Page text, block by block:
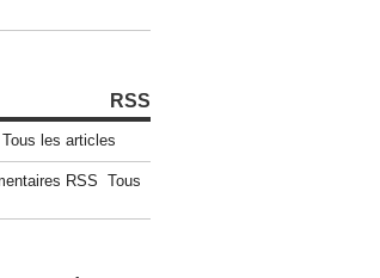
RSS
Tous les articles
Tous